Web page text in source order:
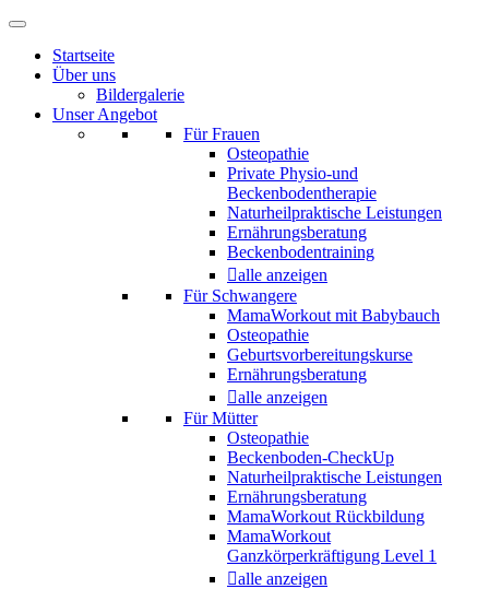
Startseite
Über uns
Bildergalerie
Unser Angebot
Für Frauen
Osteopathie
Private Physio-und
Beckenbodentherapie
Naturheilpraktische Leistungen
Ernährungsberatung
Beckenbodentraining
alle anzeigen
Für Schwangere
MamaWorkout mit Babybauch
Osteopathie
Geburtsvorbereitungskurse
Ernährungsberatung
alle anzeigen
Für Mütter
Osteopathie
Beckenboden-CheckUp
Naturheilpraktische Leistungen
Ernährungsberatung
MamaWorkout Rückbildung
MamaWorkout
Ganzkörperkräftigung Level 1
alle anzeigen